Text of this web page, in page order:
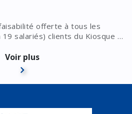
offerte à tous les
salariés) clients du Kiosque à
et/ou une étude de potentiel
forces/faiblesses et/ou
engagement, d'une valeur de
Voir plus